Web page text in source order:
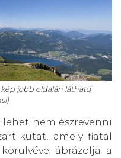
jobb oldalán látható
nem észrevenni
kutat, amely fiatal
ábrázolja a